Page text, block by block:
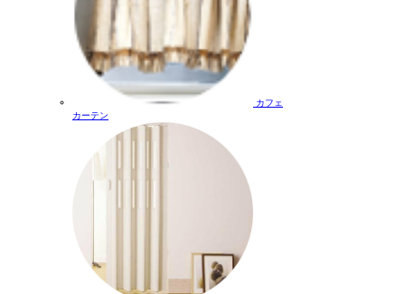
カフェ
カーテン